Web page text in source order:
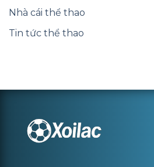
Nhà cái thể thao
Tin tức thể thao